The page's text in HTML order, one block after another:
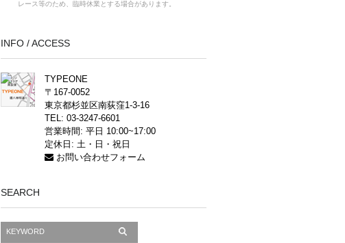
レース等のため、臨時休業とする場合があります。
INFO / ACCESS
TYPEONE
〒167-0052
東京都杉並区南荻窪1-3-16
TEL: 03-3247-6601
営業時間: 平日 10:00~17:00
定休日: 土・日・祝日
お問い合わせフォーム
SEARCH